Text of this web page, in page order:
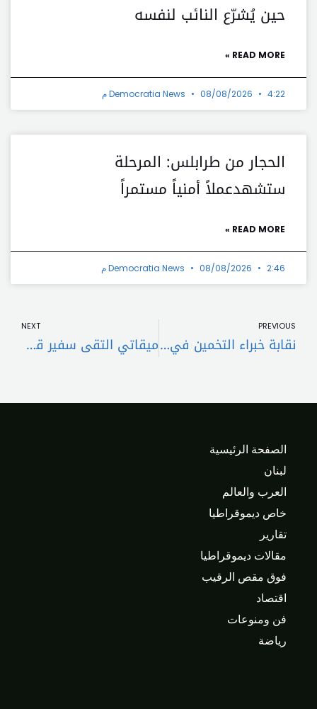
حين يُشرّع النائب لنفسه
READ MORE »
Democratia News 08/08/2026 4:22 م
الحجار من طرابلس: المرحلة
ستشهدعملاً أمنياً مستمراً
READ MORE »
Democratia News 08/08/2026 2:46 م
PREVIOUS
نقابة خبراء التخمين في لبنان تعترض على قرار وزير العدل
NEXT
ميقاتي التقى سفير قطر وهذا ما تم بحثه
الصفحة الرئيسية
لبنان
العرب والعالم
خاص ديموقراطيا
تقارير
مقالات ديموقراطيا
فوق مقص الرقيب
اقتصاد
فن ومنوعات
رياضة